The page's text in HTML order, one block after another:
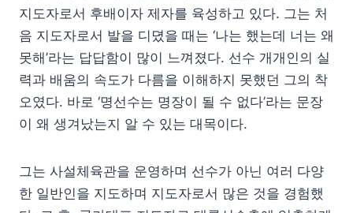
지도자로서 후배이자 제자를 육성하고 있다. 그는 처
음 지도자로서 발을 디뎠을 때는 ‘나는 했는데 너는 왜
못해’라는 답답함이 많이 느껴졌다. 선수 개개인의 실
력과 배움의 속도가 다름을 이해하지 못했던 그의 착
오였다. 바로 ‘명선수는 명장이 될 수 없다’라는 문장
이 왜 생겨났는지 알 수 있는 대목이다.
그는 사설체육관을 운영하며 선수가 아닌 여러 다양
한 일반인을 지도하며 지도자로서 많은 것을 경험했